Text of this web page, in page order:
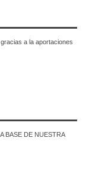
a la aportaciones
BASE DE NUESTRA